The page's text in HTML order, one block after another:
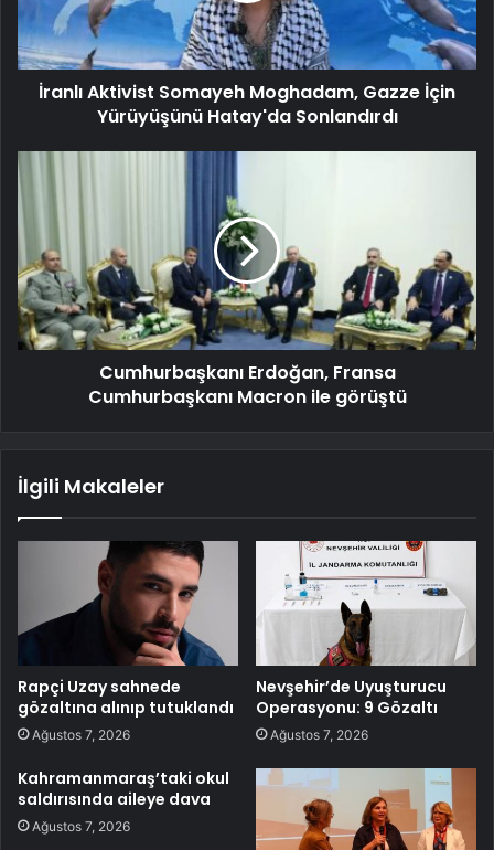
İranlı Aktivist Somayeh Moghadam, Gazze İçin
Yürüyüşünü Hatay'da Sonlandırdı
Cumhurbaşkanı Erdoğan, Fransa
Cumhurbaşkanı Macron ile görüştü
İlgili Makaleler
Rapçi Uzay sahnede
gözaltına alınıp tutuklandı
Ağustos 7, 2026
Nevşehir’de Uyuşturucu
Operasyonu: 9 Gözaltı
Ağustos 7, 2026
Kahramanmaraş’taki okul
saldırısında aileye dava
Ağustos 7, 2026